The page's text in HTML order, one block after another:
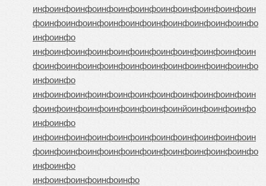
инфоинфоинфоинфоинфоинфоинфоинфоинфоинфоин
фоинфоинфоинфоинфоинфоинфоинфоинфоинфоинфо
инфоинфо
инфоинфоинфоинфоинфоинфоинфоинфоинфоинфоин
фоинфоинфоинфоинфоинфоинфоинфоинфоинфоинфо
инфоинфо
инфоинфоинфоинфоинфоинфоинфоинфоинфоинфоин
фоинфоинфоинфоинфоинфоинфоинйоинфоинфоинфо
инфоинфо
инфоинфоинфоинфоинфоинфоинфоинфоинфоинфоин
фоинфоинфоинфоинфоинфоинфоинфоинфоинфоинфо
инфоинфо
инфоинфоинфоинфоинфо